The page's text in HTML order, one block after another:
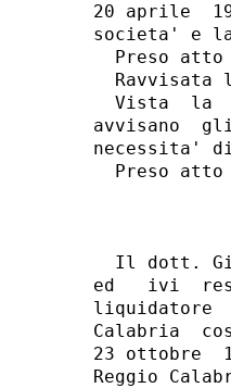
20 aprile
societa' e la
Preso atto
Ravvisata
Vista  la
avvisano
necessita'
Preso atto
Il dott.
ed   ivi
liquidatore
Calabria
23 ottobre
Reggio